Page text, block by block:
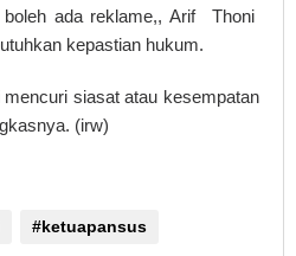
boleh ada reklame,, Arif Thoni
kepastian hukum.
siasat atau kesempatan
(irw)
#ketuapansus